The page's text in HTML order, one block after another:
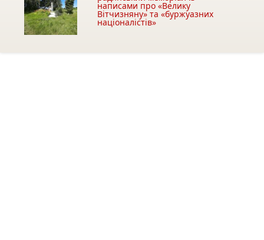
написами про «Велику
Вітчизняну» та «буржуазних
націоналістів»